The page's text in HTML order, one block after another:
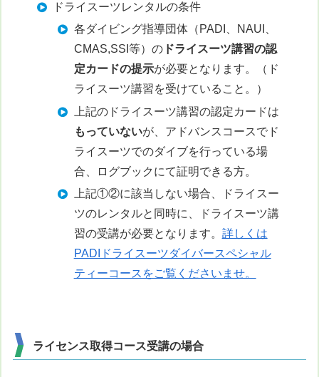
ドライスーツレンタルの条件
各ダイビング指導団体（PADI、NAUI、
CMAS,SSI等）のドライスーツ講習の認
定カードの提示が必要となります。（ド
ライスーツ講習を受けていること。）
上記のドライスーツ講習の認定カードは
もっていないが、アドバンスコースでド
ライスーツでのダイブを行っている場
合、ログブックにて証明できる方。
上記①②に該当しない場合、ドライスー
ツのレンタルと同時に、ドライスーツ講
習の受講が必要となります。 詳しくは
PADIドライスーツダイバースペシャル
ティーコースをご覧くださいませ。
ライセンス取得コース受講の場合